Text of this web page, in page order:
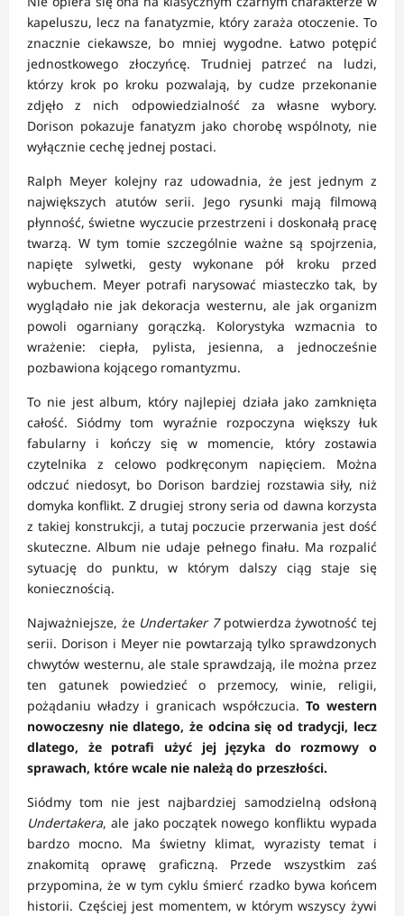
kapeluszu, lecz na fanatyzmie, który zaraża otoczenie. To
znacznie ciekawsze, bo mniej wygodne. Łatwo potępić
jednostkowego złoczyńcę. Trudniej patrzeć na ludzi,
którzy krok po kroku pozwalają, by cudze przekonanie
zdjęło z nich odpowiedzialność za własne wybory.
Dorison pokazuje fanatyzm jako chorobę wspólnoty, nie
wyłącznie cechę jednej postaci.
Ralph Meyer kolejny raz udowadnia, że jest jednym z
największych atutów serii. Jego rysunki mają filmową
płynność, świetne wyczucie przestrzeni i doskonałą pracę
twarzą. W tym tomie szczególnie ważne są spojrzenia,
napięte sylwetki, gesty wykonane pół kroku przed
wybuchem. Meyer potrafi narysować miasteczko tak, by
wyglądało nie jak dekoracja westernu, ale jak organizm
powoli ogarniany gorączką. Kolorystyka wzmacnia to
wrażenie: ciepła, pylista, jesienna, a jednocześnie
pozbawiona kojącego romantyzmu.
To nie jest album, który najlepiej działa jako zamknięta
całość. Siódmy tom wyraźnie rozpoczyna większy łuk
fabularny i kończy się w momencie, który zostawia
czytelnika z celowo podkręconym napięciem. Można
odczuć niedosyt, bo Dorison bardziej rozstawia siły, niż
domyka konflikt. Z drugiej strony seria od dawna korzysta
z takiej konstrukcji, a tutaj poczucie przerwania jest dość
skuteczne. Album nie udaje pełnego finału. Ma rozpalić
sytuację do punktu, w którym dalszy ciąg staje się
koniecznością.
Najważniejsze, że Undertaker 7potwierdza żywotność tej
serii. Dorison i Meyer nie powtarzają tylko sprawdzonych
chwytów westernu, ale stale sprawdzają, ile można przez
ten gatunek powiedzieć o przemocy, winie, religii,
pożądaniu władzy i granicach współczucia. To western
nowoczesny nie dlatego, że odcina się od tradycji, lecz
dlatego, że potrafi użyć jej języka do rozmowy o
sprawach, które wcale nie należą do przeszłości.
Siódmy tom nie jest najbardziej samodzielną odsłoną
Undertakera, ale jako początek nowego konfliktu wypada
bardzo mocno. Ma świetny klimat, wyrazisty temat i
znakomitą oprawę graficzną. Przede wszystkim zaś
przypomina, że w tym cyklu śmierć rzadko bywa końcem
historii. Częściej jest momentem, w którym wszyscy żywi